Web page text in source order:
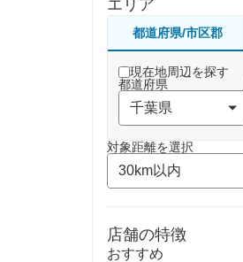
エリア
都道府県/市区郡
現在地周辺を探す
都道府県
対象距離を選択
店舗の特徴
おすすめ